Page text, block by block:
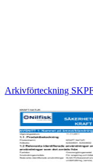
Arkivförteckning